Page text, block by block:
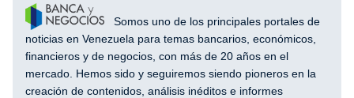
Somos uno de los principales portales de
noticias en Venezuela para temas bancarios, económicos,
financieros y de negocios, con más de 20 años en el
mercado. Hemos sido y seguiremos siendo pioneros en la
creación de contenidos, análisis inéditos e informes